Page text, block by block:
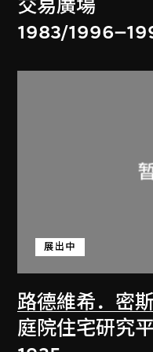
交易廣場
1983/
路德維希．密
展出中
庭院住宅研究